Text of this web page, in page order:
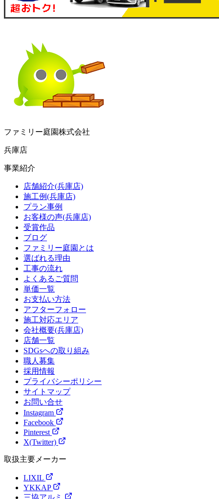
ファミリー庭園株式会社
兵庫店
事業紹介
店舗紹介(兵庫店)
施工例(兵庫店)
プラン事例
お客様の声(兵庫店)
受賞作品
ブログ
ファミリー庭園とは
選ばれる理由
工事の流れ
よくあるご質問
単価一覧
お支払い方法
アフターフォロー
施工対応エリア
会社概要(兵庫店)
店舗一覧
SDGsへの取り組み
職人募集
採用情報
プライバシーポリシー
サイトマップ
お問い合せ
Instagram
Facebook
Pinterest
X(Twitter)
取扱主要メーカー
LIXIL
YKKAP
三協アルミ